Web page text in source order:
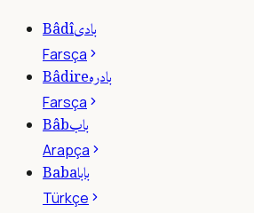
Bâdîبادى
Farsça
Bâdireبادره
Farsça
Bâbباب
Arapça
Babaبابا
Türkçe